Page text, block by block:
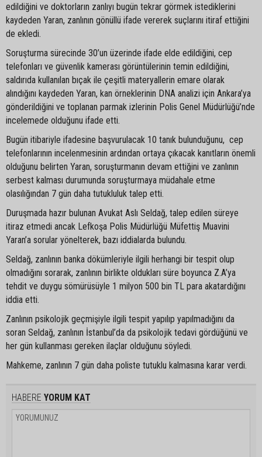
edildiğini ve doktorların zanlıyı bugün tekrar görmek istediklerini
kaydeden Yaran, zanlının gönüllü ifade vererek suçlarını itiraf ettiğini
de ekledi.
Soruşturma sürecinde 30’un üzerinde ifade elde edildiğini, cep
telefonları ve güvenlik kamerası görüntülerinin temin edildiğini,
saldırıda kullanılan bıçak ile çeşitli materyallerin emare olarak
alındığını kaydeden Yaran, kan örneklerinin DNA analizi için Ankara’ya
gönderildiğini ve toplanan parmak izlerinin Polis Genel Müdürlüğü’nde
incelemede olduğunu ifade etti.
Bugün itibariyle ifadesine başvurulacak 10 tanık bulunduğunu, cep
telefonlarının incelenmesinin ardından ortaya çıkacak kanıtların önemli
olduğunu belirten Yaran, soruşturmanın devam ettiğini ve zanlının
serbest kalması durumunda soruşturmaya müdahale etme
olasılığından 7 gün daha tutukluluk talep etti.
Duruşmada hazır bulunan Avukat Aslı Seldağ, talep edilen süreye
itiraz etmedi ancak Lefkoşa Polis Müdürlüğü Müfettiş Muavini
Yaran’a sorular yönelterek, bazı iddialarda bulundu.
Seldağ, zanlının banka dökümleriyle ilgili herhangi bir tespit olup
olmadığını sorarak, zanlının birlikte oldukları süre boyunca Z.A’ya
tehdit ve duygu sömürüsüyle 1 milyon 500 bin TL para akatardığını
iddia etti.
Zanlının psikolojik geçmişiyle ilgili tespit yapılıp yapılmadığını da
soran Seldağ, zanlının İstanbul’da da psikolojik tedavi gördüğünü ve
her gün kullanması gereken ilaçlar olduğunu söyledi.
Mahkeme, zanlının 7 gün daha poliste tutuklu kalmasına karar verdi.
HABERE YORUM KAT